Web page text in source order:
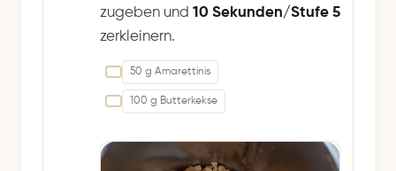
zugeben und 10 Sekunden/Stufe 5
zerkleinern.
50 g Amarettinis
100 g Butterkekse